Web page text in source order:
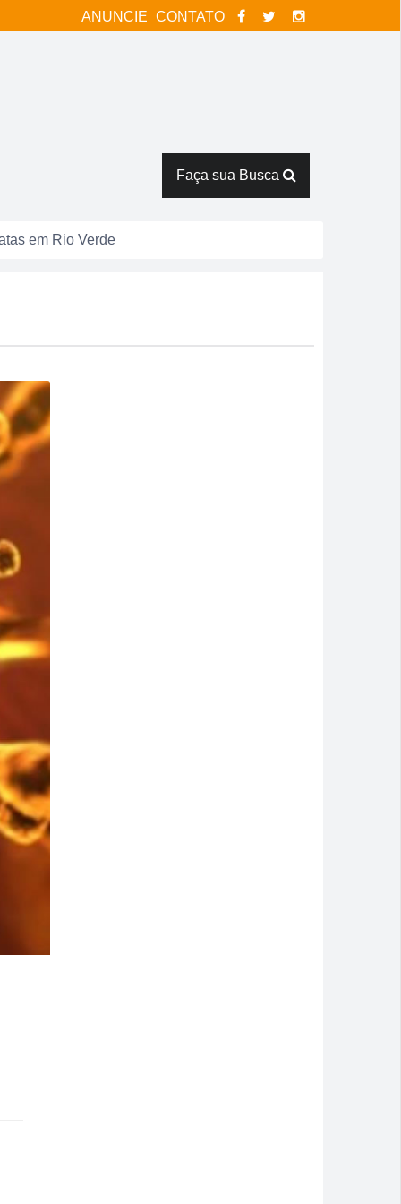
ANUNCIE CONTATO
Faça sua Busca
em Rio Verde
antecipada